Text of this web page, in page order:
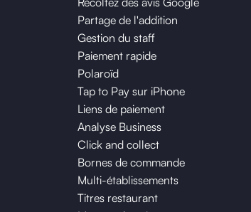
Partage de l'addition
Gestion du staff
Paiement rapide
Polaroïd
Tap to Pay sur iPhone
Liens de paiement
Analyse Business
Click and collect
Bornes de commande
Multi-établissements
Titres restaurant